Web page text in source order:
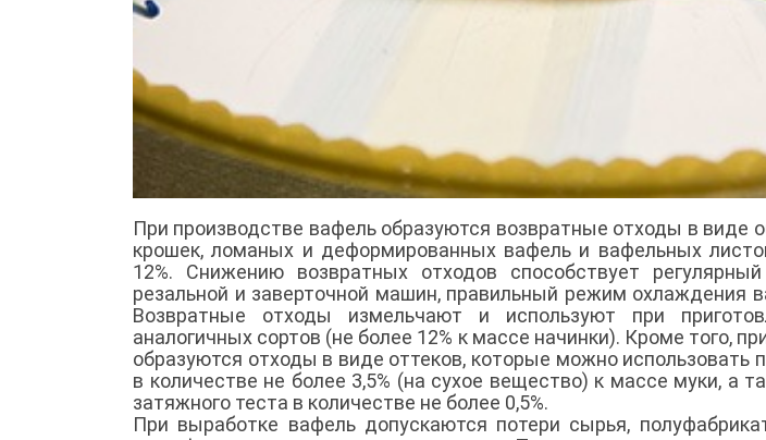
При производстве вафель образуются возвратные отходы в виде
крошек, ломаных и деформированных вафель и вафельных
12%. Снижению возвратных отходов способствует
резальной и заверточной машин, правильный режим охлаждения
Возвратные отходы измельчают и используют при
аналогичных сортов (не более 12% к массе начинки). Кроме того,
образуются отходы в виде оттеков, которые можно использовать
в количестве не более 3,5% (на сухое вещество) к массе муки, а
затяжного теста в количестве не более 0,5%.
При выработке вафель допускаются потери сырья,